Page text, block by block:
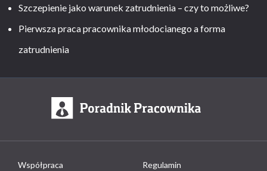
Szczepienie jako warunek zatrudnienia – czy to możliwe?
Pierwsza praca pracownika młodocianego a forma
zatrudnienia
Współpraca
Regulamin